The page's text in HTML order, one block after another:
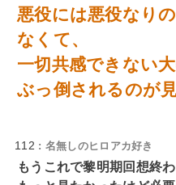
悪役には悪役なり
なくて、
一切共感できない
ぶっ倒されるのが
112 : 名無しのヒロアカ好き
もうこれで黎明期回想終